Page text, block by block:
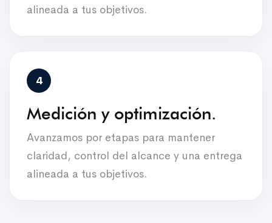
alineada a tus objetivos.
Medición y optimización.
Avanzamos por etapas para mantener
claridad, control del alcance y una entrega
alineada a tus objetivos.